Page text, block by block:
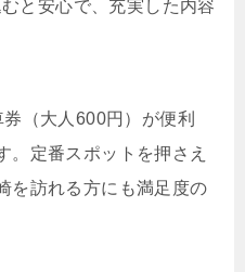
と安心で、充実した内容
（大人600円）が便利
。定番スポットを押さえ
を訪れる方にも満足度の